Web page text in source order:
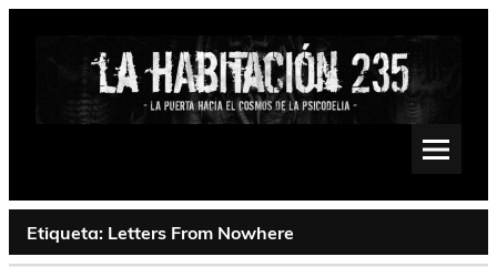
Saltar
Psychedelic, Stoner, Doom, Sludge, Fuzz, Space, Drone
Etiqueta: Letters From Nowhere